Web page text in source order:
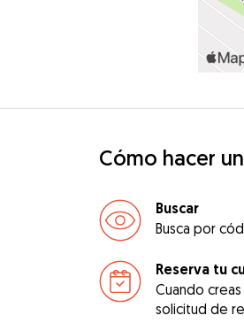
Cómo hacer
Buscar
Busca por
Reserva tu
Cuando
solicitud de